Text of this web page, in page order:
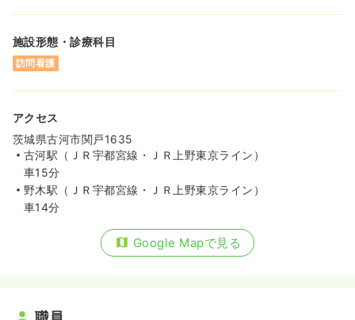
施設形態・診療科目
訪問看護
アクセス
茨城県古河市関戸1635
古河駅（ＪＲ宇都宮線・ＪＲ上野東京ライン）
車15分
野木駅（ＪＲ宇都宮線・ＪＲ上野東京ライン）
車14分
Google Mapで見る